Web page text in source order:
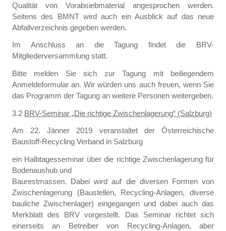
Qualität von Vorabsiebmaterial angesprochen werden.
Seitens des BMNT wird auch ein Ausblick auf das neue
Abfallverzeichnis gegeben werden.
Im Anschluss an die Tagung findet die BRV-
Mitgliederversammlung statt.
Bitte melden Sie sich zur Tagung mit beiliegendem
Anmeldeformular an. Wir würden uns auch freuen, wenn Sie
das Programm der Tagung an weitere Personen weitergeben.
3.2 BRV-Seminar „Die richtige Zwischenlagerung“ (Salzburg)
Am 22. Jänner 2019 veranstaltet der Österreichische
Baustoff-Recycling Verband in Salzburg
ein Halbtagesseminar über die richtige Zwischenlagerung für
Bodenaushub und
Baurestmassen. Dabei wird auf die diversen Formen von
Zwischenlagerung (Baustellen, Recycling-Anlagen, diverse
bauliche Zwischenlager) eingegangen und dabei auch das
Merkblatt des BRV vorgestellt. Das Seminar richtet sich
einerseits an Betreiber von Recycling-Anlagen, aber